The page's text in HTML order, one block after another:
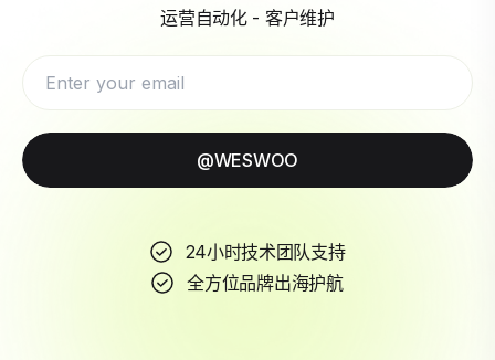
运营自动化 - 客户维护
@WESWOO
24小时技术团队支持
全方位品牌出海护航